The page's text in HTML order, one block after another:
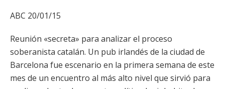
ABC 20/01/15
Reunión «secreta» para analizar el proceso
soberanista catalán. Un pub irlandés de la ciudad de
Barcelona fue escenario en la primera semana de este
mes de un encuentro al más alto nivel que sirvió para